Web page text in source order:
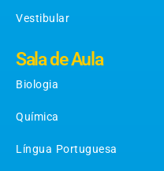
Vestibular
Sala de Aula
Biologia
Química
Língua Portuguesa